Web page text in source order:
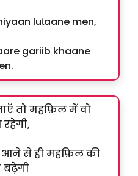
luṭaane men,
gariib khaane
तो महफ़िल में वो
आने से ही महफ़िल की
बढ़ेगी